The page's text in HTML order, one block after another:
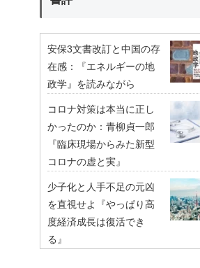
安保3文書改訂と中国の存
在感：『エネルギーの地
政学』を読みながら
コロナ対策は本当に正し
かったのか：青柳貞一郎
『臨床現場からみた新型
コロナの虚と実』
少子化と人手不足の元凶
を直視せよ『やっぱり高
度経済成長は復活でき
る』